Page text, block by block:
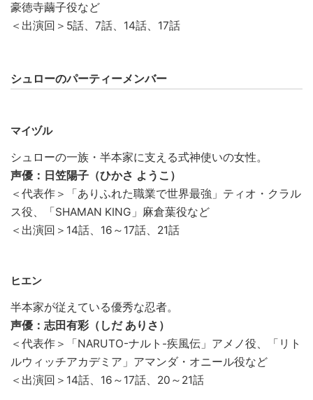
豪徳寺繭子役など
＜出演回＞5話、7話、14話、17話
シュローのパーティーメンバー
マイヅル
シュローの一族・半本家に支える式神使いの女性。
声優：日笠陽子（ひかさ ようこ）
＜代表作＞「ありふれた職業で世界最強」ティオ・クラル
ス役、「SHAMAN KING」麻倉葉役など
＜出演回＞14話、16～17話、21話
ヒエン
半本家が従えている優秀な忍者。
声優：志田有彩（しだ ありさ）
＜代表作＞「NARUTO-ナルト-疾風伝」アメノ役、「リト
ルウィッチアカデミア」アマンダ・オニール役など
＜出演回＞14話、16～17話、20～21話